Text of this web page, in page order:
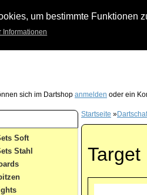
um bestimmte Funktionen
Informationen
sich im Dartshop anmelden oder ein
Soft
Stahl
Startseite »
Target